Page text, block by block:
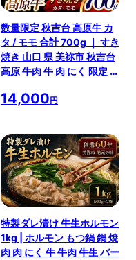
数量限定 秋吉台 高原牛 カ
タ / モモ 合計 700g ｜ すき
焼き 山口 県 美祢市 秋吉台
高原 牛肉 牛 肉 にく 限定 特
せ お肉 もも モモ 肩 かた ふ
14,000円
特製ダレ漬け 牛生ホルモン
1kg | ホルモン もつ鍋 鍋 焼
肉 肉 にく 牛 牛肉 牛生 バー